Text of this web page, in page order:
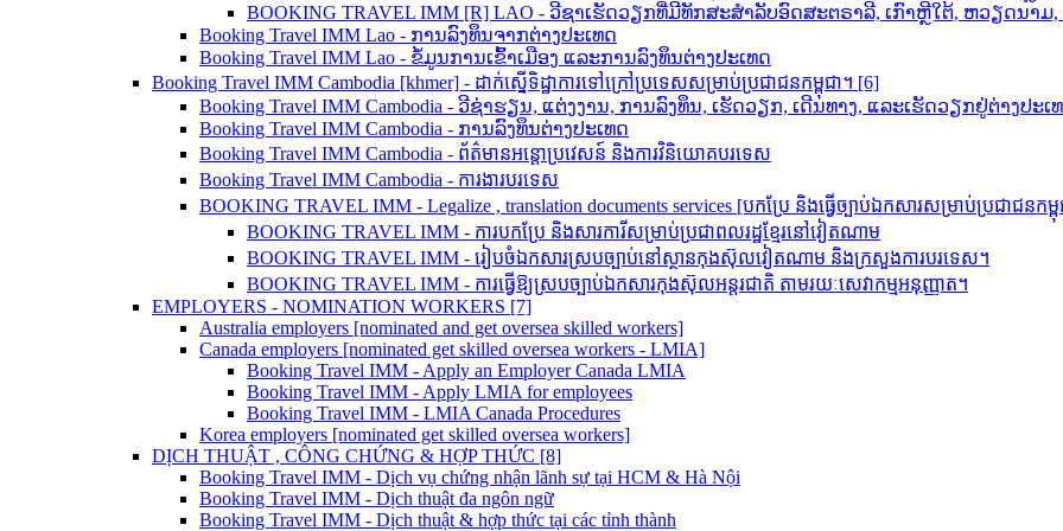
BOOKING TRAVEL IMM [R] LAO - ວີຊາເຮັດວຽກທີ່ມີທັກສະສຳລັບອົດສະຕຣາລີ, ເກົາຫຼີໃຕ້, ຫວຽດນາ
Booking Travel IMM Lao - ການລົງທຶນຈາກຕ່າງປະເທດ
Booking Travel IMM Lao - ຂໍ້ມູນການເຂົ້າເມືອງ ແລະການລົງທຶນຕ່າງປະເທດ
Booking Travel IMM Cambodia [khmer] - ដាក់ស្នើទិដ្ឋាការទៅក្រៅប្រទេសសម្រាប់ប្រជាជនកម្ពុជា។ [6]
Booking Travel IMM Cambodia - ວີຊ່າຮຽນ, ແຕ່ງງານ, ການລົງທຶນ, ເຮັດວຽກ, ເດີນທາງ, ແລະເຮັດວຽກຢູ່ຕ່າງປະເ
Booking Travel IMM Cambodia - ການລົງທຶນຕ່າງປະເທດ
Booking Travel IMM Cambodia - ព័ត៌មានអន្តោប្រវេសន៍ និងការវិនិយោគបរទេស
Booking Travel IMM Cambodia - ការងារបរទេស
BOOKING TRAVEL IMM - Legalize , translation documents services [បកប្រែ និង​ធ្វើ​ច្បាប់​ឯកសារ​សម្រាប់​ប្រជាជន​កម្
BOOKING TRAVEL IMM - ការបកប្រែ និងសារការីសម្រាប់ប្រជាពលរដ្ឋខ្មែរនៅវៀតណាម
BOOKING TRAVEL IMM - រៀបចំឯកសារស្របច្បាប់នៅស្ថានកុងស៊ុលវៀតណាម និងក្រសួងការបរទេស។
BOOKING TRAVEL IMM - ការធ្វើឱ្យស្របច្បាប់ឯកសារកុងស៊ុលអន្តរជាតិ តាមរយៈសេវាកម្មអនុញ្ញាត។
EMPLOYERS - NOMINATION WORKERS [7]
Australia employers [nominated and get oversea skilled workers]
Canada employers [nominated get skilled oversea workers - LMIA]
Booking Travel IMM - Apply an Employer Canada LMIA
Booking Travel IMM - Apply LMIA for employees
Booking Travel IMM - LMIA Canada Procedures
Korea employers [nominated get skilled oversea workers]
DỊCH THUẬT , CÔNG CHỨNG & HỢP THỨC [8]
Booking Travel IMM - Dịch vụ chứng nhận lãnh sự tại HCM & Hà Nội
Booking Travel IMM - Dịch thuật đa ngôn ngữ
Booking Travel IMM - Dịch thuật & hợp thức tại các tỉnh thành